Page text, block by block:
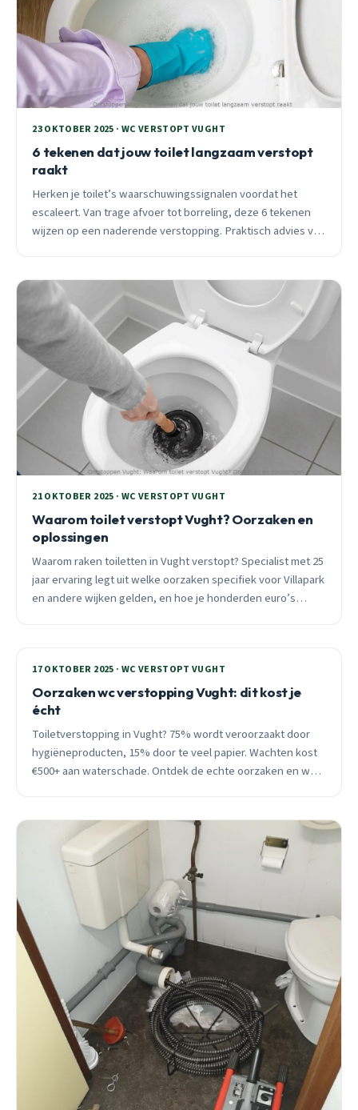
23 OKTOBER 2025 · WC VERSTOPT VUGHT
6 tekenen dat jouw toilet langzaam verstopt
raakt
Herken je toilet’s waarschuwingssignalen voordat het
escaleert. Van trage afvoer tot borreling, deze 6 tekenen
wijzen op een naderende verstopping. Praktisch advies van
21 OKTOBER 2025 · WC VERSTOPT VUGHT
Waarom toilet verstopt Vught? Oorzaken en
oplossingen
Waarom raken toiletten in Vught verstopt? Specialist met 25
jaar ervaring legt uit welke oorzaken specifiek voor Villapark
en andere wijken gelden, en hoe je honderden euro’s
17 OKTOBER 2025 · WC VERSTOPT VUGHT
Oorzaken wc verstopping Vught: dit kost je
écht
Toiletverstopping in Vught? 75% wordt veroorzaakt door
hygiëneproducten, 15% door te veel papier. Wachten kost
€500+ aan waterschade. Ontdek de echte oorzaken en wat